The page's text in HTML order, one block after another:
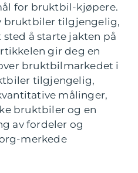
for bruktbil-kjøpere.
bruktbiler tilgjengelig,
å starte jakten på
gir deg en
bruktbilmarkedet i
tilgjengelig,
målinger,
bruktbiler og en
av fordeler og
merkede